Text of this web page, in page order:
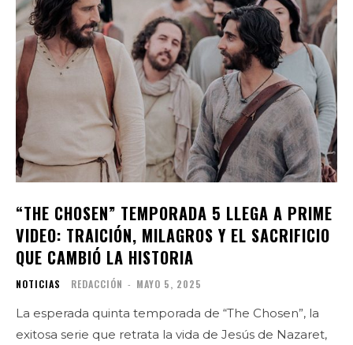
“THE CHOSEN” TEMPORADA 5 LLEGA A PRIME
VIDEO: TRAICIÓN, MILAGROS Y EL SACRIFICIO
QUE CAMBIÓ LA HISTORIA
NOTICIAS REDACCIÓN - MAYO 5, 2025
La esperada quinta temporada de “The Chosen”, la
exitosa serie que retrata la vida de Jesús de Nazaret,